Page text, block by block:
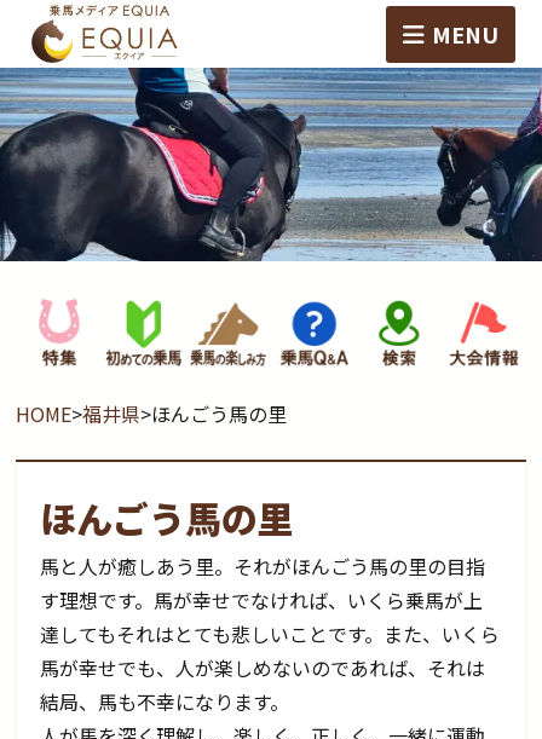
MENU
HOME>福井県>ほんごう馬の里
ほんごう馬の里
馬と人が癒しあう里。それがほんごう馬の里の目指
す理想です。馬が幸せでなければ、いくら乗馬が上
達してもそれはとても悲しいことです。また、いくら
馬が幸せでも、人が楽しめないのであれば、それは
結局、馬も不幸になります。